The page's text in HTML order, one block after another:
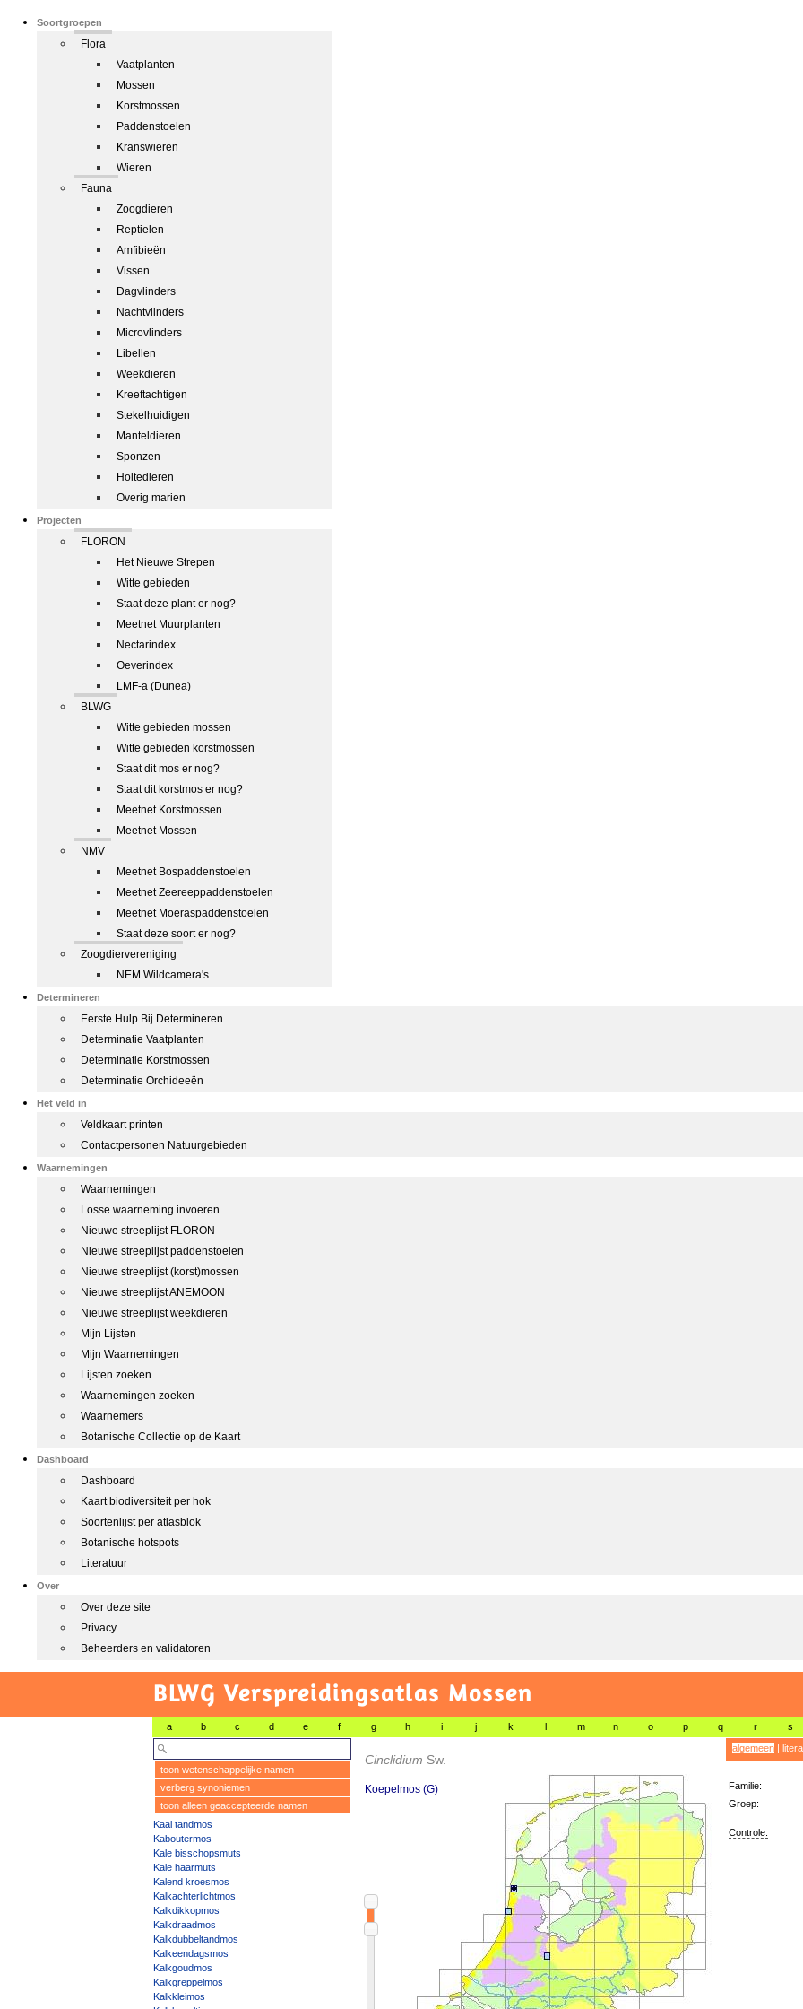
Soortgroepen
Flora
Vaatplanten
Mossen
Korstmossen
Paddenstoelen
Kranswieren
Wieren
Fauna
Zoogdieren
Reptielen
Amfibieën
Vissen
Dagvlinders
Nachtvlinders
Microvlinders
Libellen
Weekdieren
Kreeftachtigen
Stekelhuidigen
Manteldieren
Sponzen
Holtedieren
Overig marien
Projecten
FLORON
Het Nieuwe Strepen
Witte gebieden
Staat deze plant er nog?
Meetnet Muurplanten
Nectarindex
Oeverindex
LMF-a (Dunea)
BLWG
Witte gebieden mossen
Witte gebieden korstmossen
Staat dit mos er nog?
Staat dit korstmos er nog?
Meetnet Korstmossen
Meetnet Mossen
NMV
Meetnet Bospaddenstoelen
Meetnet Zeereeppaddenstoelen
Meetnet Moeraspaddenstoelen
Staat deze soort er nog?
Zoogdiervereniging
NEM Wildcamera's
Determineren
Eerste Hulp Bij Determineren
Determinatie Vaatplanten
Determinatie Korstmossen
Determinatie Orchideeën
Het veld in
Veldkaart printen
Contactpersonen Natuurgebieden
Waarnemingen
Waarnemingen
Losse waarneming invoeren
Nieuwe streeplijst FLORON
Nieuwe streeplijst paddenstoelen
Nieuwe streeplijst (korst)mossen
Nieuwe streeplijst ANEMOON
Nieuwe streeplijst weekdieren
Mijn Lijsten
Mijn Waarnemingen
Lijsten zoeken
Waarnemingen zoeken
Waarnemers
Botanische Collectie op de Kaart
Dashboard
Dashboard
Kaart biodiversiteit per hok
Soortenlijst per atlasblok
Botanische hotspots
Literatuur
Over
Over deze site
Privacy
Beheerders en validatoren
BLWG Verspreidingsatlas Mossen
a b c d e f g h i j k l m n o p q r s
toon wetenschappelijke namen
verberg synoniemen
toon alleen geaccepteerde namen
Kaal tandmos
Kaboutermos
Kale bisschopsmuts
Kale haarmuts
Kalend kroesmos
Kalkachterlichtmos
Kalkdikkopmos
Kalkdraadmos
Kalkdubbeltandmos
Kalkeendagsmos
Kalkgoudmos
Kalkgreppelmos
Kalkkleimos
Cinclidium Sw.
Koepelmos (G)
algemeen|
Familie:
Groep:
Controle: